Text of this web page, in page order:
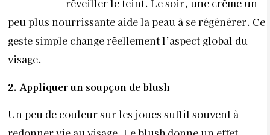
réveiller le teint. Le soir, une crème un
peu plus nourrissante aide la peau à se régénérer. Ce
geste simple change réellement l’aspect global du
visage.
2. Appliquer un soupçon de blush
Un peu de couleur sur les joues suffit souvent à